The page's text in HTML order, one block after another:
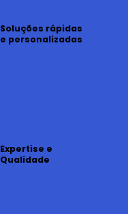
Soluções rápidas
e personalizadas
Expertise e
Qualidade